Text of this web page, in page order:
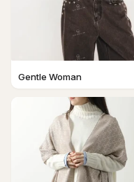
Gentle Woman